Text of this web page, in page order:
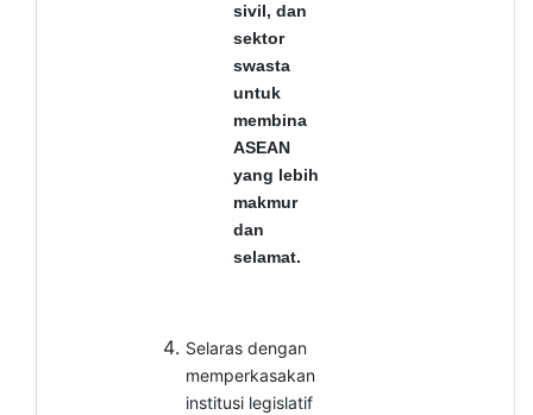
sivil, dan
sektor
swasta
untuk
membina
ASEAN
yang lebih
makmur
dan
selamat.
Selaras dengan
memperkasakan
institusi legislatif